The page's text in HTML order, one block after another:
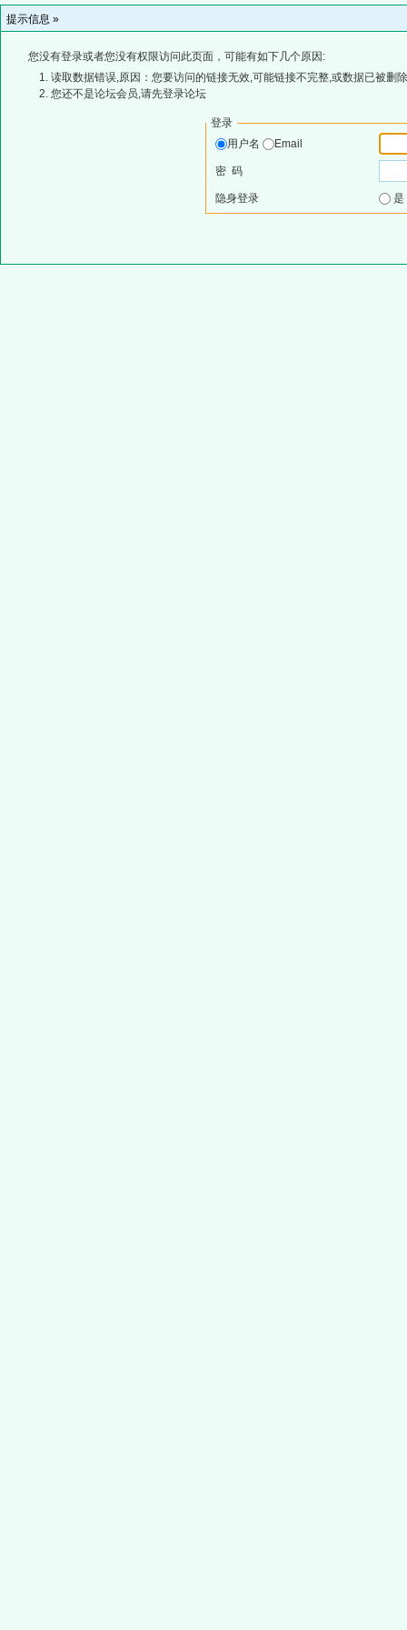
提示信息 »
您没有登录或者您没有权限访问此页面，可能有如下几个原因:
读取数据错误,原因：您要访问的链接无效,可能链接不完整,或数据已被删
您还不是论坛会员,请先登录论坛
登录
用户名
Email
密 码
隐身登录